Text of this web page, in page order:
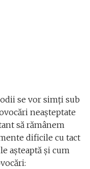
se vor simți sub
neașteptate
să rămânem
dificile cu tact
așteaptă și cum